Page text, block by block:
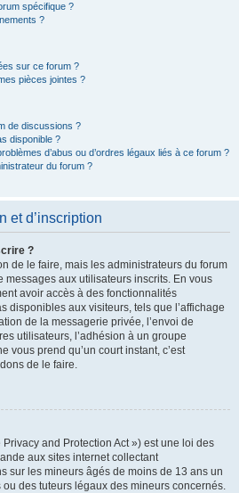
spécifique ?
?
sur ce forum ?
pièces jointes ?
de discussions ?
disponible ?
d’abus ou d’ordres légaux liés à ce forum ?
du forum ?
et d’inscription
?
de le faire, mais les administrateurs du forum
aux utilisateurs inscrits. En vous
avoir accès à des fonctionnalités
disponibles aux visiteurs, tels que l’affichage
de la messagerie privée, l’envoi de
utilisateurs, l’adhésion à un groupe
vous prend qu’un court instant, c’est
de le faire.
and Protection Act ») est une loi des
aux sites internet collectant
sur les mineurs âgés de moins de 13 ans un
des tuteurs légaux des mineurs concernés.